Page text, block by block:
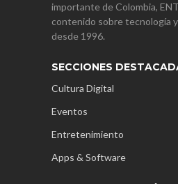
importante de Colombia,
contenido sobre tecnología
desde 1996.
SECCIONES
Cultura Digital
Eventos
Entretenimiento
Apps & Software